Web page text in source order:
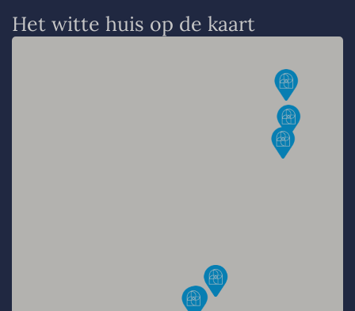
Het witte huis op de kaart